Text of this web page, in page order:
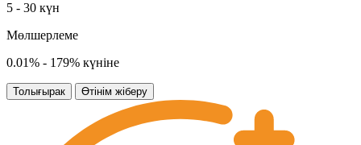
5 - 30 күн
Мөлшерлеме
0.01% - 179% күніне
Толығырак Өтінім жіберу